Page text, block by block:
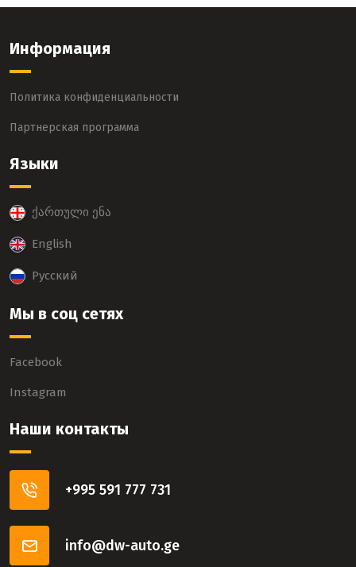
Информация
Политика конфиденциальности
Партнерская программа
Языки
ქართული ენა
English
Русский
Мы в соц сетях
Facebook
Instagram
Наши контакты
+995 591 777 731
info@dw-auto.ge